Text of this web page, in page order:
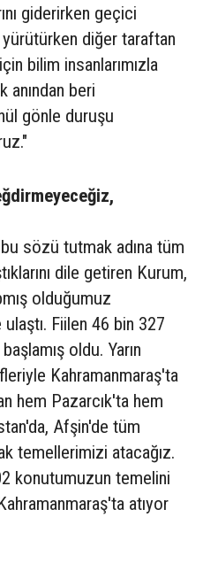
giderirken geçici
yürütürken diğer taraftan
bilim insanlarımızla
anından beri
gönle duruşu
sözü tutmak adına tüm
dile getiren Kurum,
olduğumuz
Fiilen 46 bin 327
oldu. Yarın
Kahramanmaraş'ta
hem Pazarcık'ta hem
Afşin'de tüm
temellerimizi atacağız.
konutumuzun temelini
atıyor